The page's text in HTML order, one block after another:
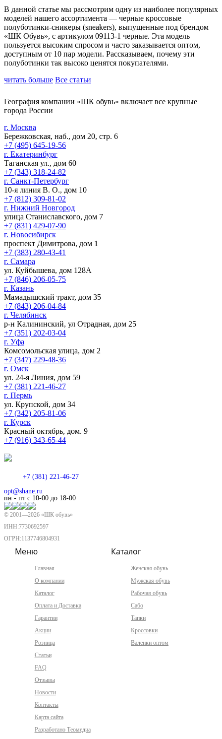
В данной статье мы рассмотрим одну из наиболее популярных
моделей нашего ассортимента — черные кроссовые
полуботинки-сникеры (sneakers), выпущенные под брендом
«ШК Обувь», с артикулом 09113-1 черные. Эта модель
пользуется высоким спросом и часто заказывается оптом,
доступным от 10 пар модели. Рассказываем, почему эти
полуботинки так высоко ценятся покупателями.
читать больше Все статьи
География компании «ШК обувь» включает все крупные
города России
г. Москва
Бережковская, наб., дом 20, стр. 6
+7 (495) 645-19-56
г. Екатеринбург
Таганская ул., дом 60
+7 (343) 318-24-82
г. Санкт-Петербург
10-я линия В. О., дом 10
+7 (812) 309-81-02
г. Нижний Новгород
улица Станиславского, дом 7
+7 (831) 429-07-90
г. Новосибирск
проспект Димитрова, дом 1
+7 (383) 280-43-41
г. Самара
ул. Куйбышева, дом 128А
+7 (846) 206-05-75
г. Казань
Мамадышский тракт, дом 35
+7 (843) 206-04-84
г. Челябинск
р-н Калининский, ул Отрадная, дом 25
+7 (351) 202-03-04
г. Уфа
Комсомольская улица, дом 2
+7 (347) 229-48-36
г. Омск
ул. 24-я Линия, дом 59
+7 (381) 221-46-27
г. Пермь
ул. Крупской, дом 34
+7 (342) 205-81-06
г. Курск
Красный октябрь, дом. 9
+7 (916) 343-65-44
+7 (381) 221-46-27
opt@shane.ru
пн - пт с 10-00 до 18-00
© 2001—2026 «ШК обувь»
ИНН:7730692597
ОГРН:1137746804931
Меню
Главная
О компании
Каталог
Оплата и Доставка
Гарантии
Акции
Розница
Статьи
FAQ
Отзывы
Новости
Контакты
Карта сайта
Разработано Теомедиа
Каталог
Женская обувь
Мужская обувь
Рабочая обувь
Сабо
Тапки
Кроссовки
Валенки оптом